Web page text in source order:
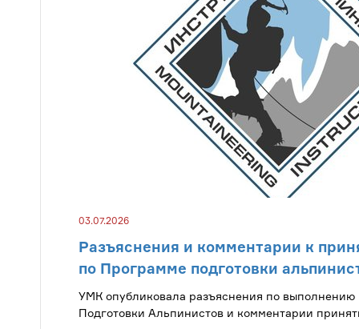
03.07.2026
Разъяснения и комментарии к
по Программе подготовки
УМК опубликовала разъяснения по
Подготовки Альпинистов и комментарии